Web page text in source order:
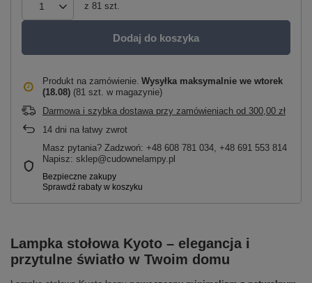
z 81 szt.
Dodaj do koszyka
Produkt na zamówienie Wysyłka maksymalnie we wtorek
(18.08) (81 szt. w magazynie)
Darmowa i szybka dostawa przy zamówieniach od 300,00 zł
14 dni na łatwy zwrot
Masz pytania? Zadzwoń: +48 608 781 034, +48 691 553 814
Napisz: sklep@cudownelampy.pl
Lampka stołowa Kyoto – elegancja i
przytulne światło w Twoim domu